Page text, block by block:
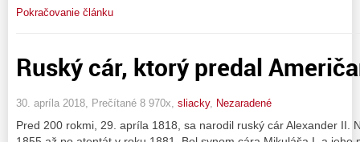
Pokračovanie článku
Ruský cár, ktorý predal
30. apríla 2018, Prečítané 8 970x, sliacky, Nezaradené
Pred 200 rokmi, 29. apríla 1818, sa narodil ruský cár Alexander II.